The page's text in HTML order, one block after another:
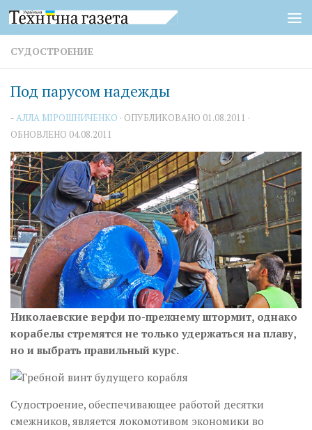
Перейти к содержимому
СУДОСТРОЕНИЕ
Под парусом надежды
-АЛЛА МІРОШНИЧЕНКО · ОПУБЛИКОВАНО 01.08.2011 ·
ОБНОВЛЕНО 04.08.2011
Николаевские верфи по-прежнему штормит, однако
корабелы стремятся не только удержаться на плаву,
но и выбрать правильный курс.
Судостроение, обеспечивающее работой десятки
смежников, является локомотивом экономики во